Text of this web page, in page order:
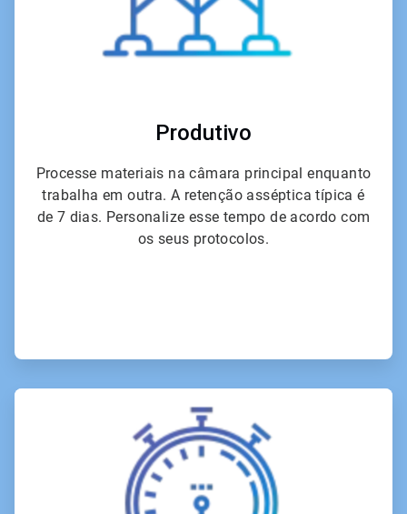
Produtivo
Processe materiais na câmara principal enquanto
trabalha em outra. A retenção asséptica típica é
de 7 dias. Personalize esse tempo de acordo com
os seus protocolos.
2
de
6